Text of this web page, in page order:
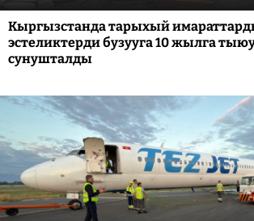
Кыргызстанда тарыхый
эстеликтерди бузууга 10 жылга
сунушталды